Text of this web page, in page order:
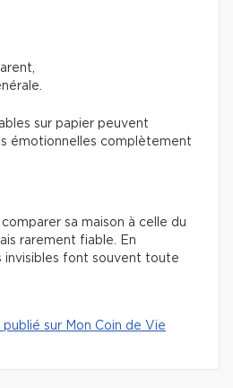
sur papier peuvent
émotionnelles complètement
sa maison à celle du
rarement fiable. En
invisibles font souvent toute
sur Mon Coin de Vie